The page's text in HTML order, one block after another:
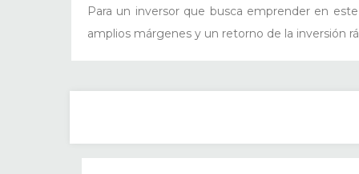
Para un inversor que busca emprender en
amplios márgenes y un retorno de la inversión